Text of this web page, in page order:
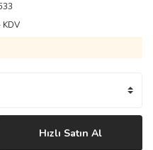
KDV
Hızlı Satın Al